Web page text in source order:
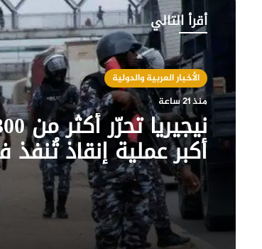
أقرأ التالي
الأخبار العربية والدولية
منذ 21 ساعة
أكبر عملية إنقاذ